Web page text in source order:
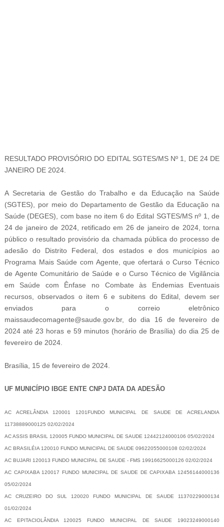
RESULTADO PROVISÓRIO DO EDITAL SGTES/MS Nº 1, DE 24 DE
JANEIRO DE 2024.
A Secretaria de Gestão do Trabalho e da Educação na Saúde
(SGTES), por meio do Departamento de Gestão da Educação na
Saúde (DEGES), com base no item 6 do Edital SGTES/MS nº 1, de
24 de janeiro de 2024, retificado em 26 de janeiro de 2024, torna
público o resultado provisório da chamada pública do processo de
adesão do Distrito Federal, dos estados e dos municípios ao
Programa Mais Saúde com Agente, que ofertará o Curso Técnico
de Agente Comunitário de Saúde e o Curso Técnico de Vigilância
em Saúde com Ênfase no Combate às Endemias Eventuais
recursos, observados o item 6 e subitens do Edital, devem ser
enviados para o correio eletrônico
maissaudecomagente@saude.gov.br, do dia 16 de fevereiro de
2024 até 23 horas e 59 minutos (horário de Brasília) do dia 25 de
fevereiro de 2024.
Brasília, 15 de fevereiro de 2024.
UF MUNICÍPIO IBGE ENTE CNPJ DATA DA ADESÃO
AC ACRELÂNDIA 120001 1201FUNDO MUNICIPAL DE SAUDE DE ACRELANDIA
11738889000125 02/02/2024
AC ASSIS BRASIL 120005 FUNDO MUNICIPAL DE SAUDE 12442124000106 05/02/2024
AC BRASILÉIA 120010 FUNDO MUNICIPAL DE SAUDE 09622055000108 02/02/2024
AC BUJARI 120013 FUNDO MUNICIPAL DE SAUDE - FMS 19916625000126 02/02/2024
AC CAPIXABA 120017 FUNDO MUNICIPAL DE SAUDE DE CAPIXABA 12456144000136
05/02/2024
AC CRUZEIRO DO SUL 120020 FUNDO MUNICIPAL DE SAUDE 11370229000134
01/02/2024
AC EPITACIOLÂNDIA 120025 FUNDO MUNICIPAL DE SAUDE 19023249000140